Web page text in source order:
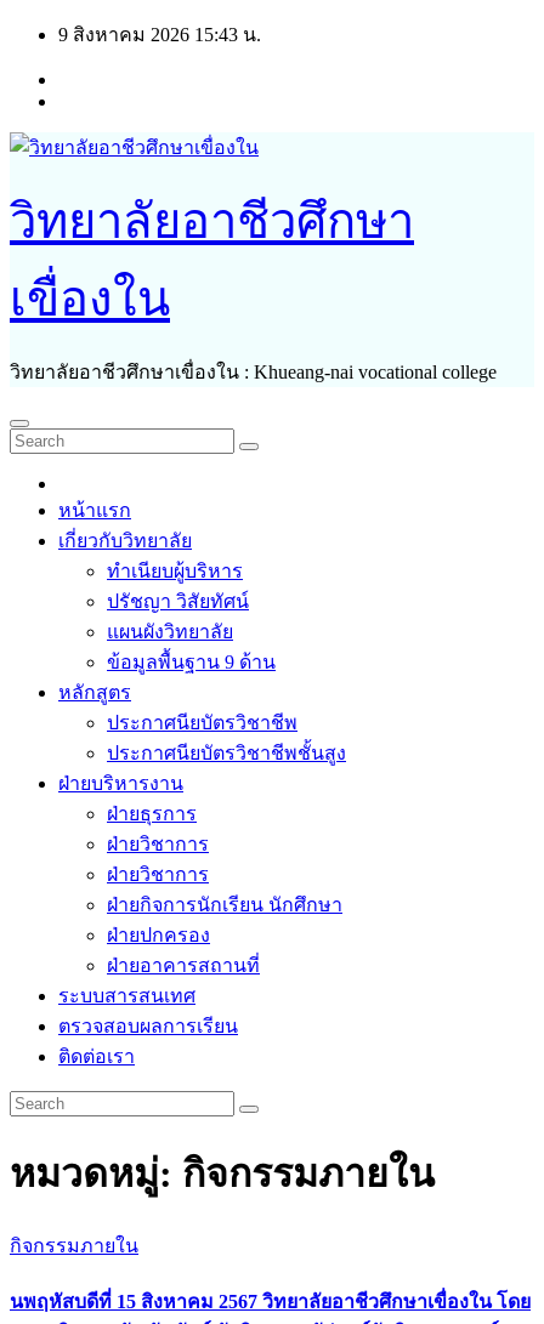
Skip
9 สิงหาคม 2026 15:43 น.
วิทยาลัยอาชีวศึกษา
เขื่องใน
วิทยาลัยอาชีวศึกษาเขื่องใน : Khueang-nai vocational college
หน้าแรก
เกี่ยวกับวิทยาลัย
ทำเนียบผู้บริหาร
ปรัชญา วิสัยทัศน์
แผนผังวิทยาลัย
ข้อมูลพื้นฐาน 9 ด้าน
หลักสูตร
ประกาศนียบัตรวิชาชีพ
ประกาศนียบัตรวิชาชีพชั้นสูง
ฝ่ายบริหารงาน
ฝ่ายธุรการ
ฝ่ายวิชาการ
ฝ่ายวิชาการ
ฝ่ายกิจการนักเรียน นักศึกษา
ฝ่ายปกครอง
ฝ่ายอาคารสถานที่
ระบบสารสนเทศ
ตรวจสอบผลการเรียน
ติดต่อเรา
หมวดหมู่: กิจกรรมภายใน
กิจกรรมภายใน
นพฤหัสบดีที่ 15 สิงหาคม 2567 วิทยาลัยอาชีวศึกษาเขื่องใน โดย